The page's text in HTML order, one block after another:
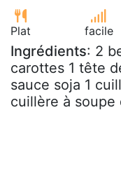
Plat facile
Ingrédients: 2
carottes 1 tête
sauce soja 1
cuillère à soupe